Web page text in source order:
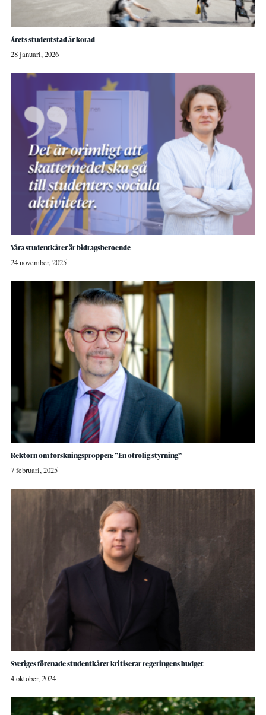
Årets studentstad är korad
28 januari, 2026
Våra studentkårer är bidragsberoende
24 november, 2025
Rektorn om forskningsproppen: ”En otrolig styrning”
7 februari, 2025
Sveriges förenade studentkårer kritiserar regeringens budget
4 oktober, 2024